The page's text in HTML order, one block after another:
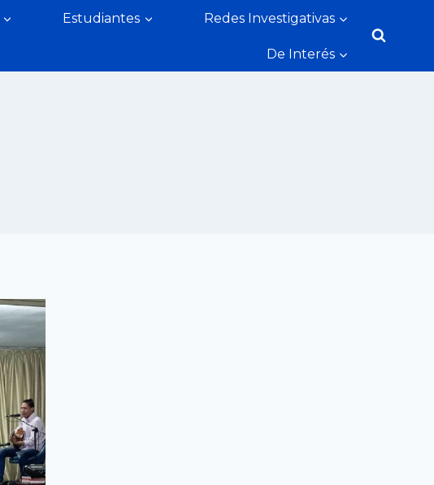
Estudiantes Redes Investigativas
De Interés